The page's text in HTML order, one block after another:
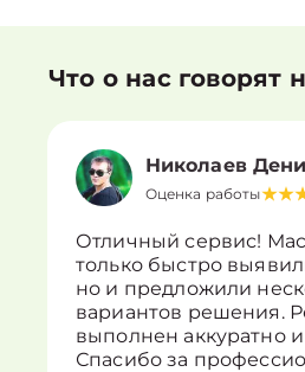
Что о нас говорят
Николаев
Оценка работы
Отличный сервис!
только быстро
но и предложили
вариантов решения.
выполнен аккуратно
Спасибо за